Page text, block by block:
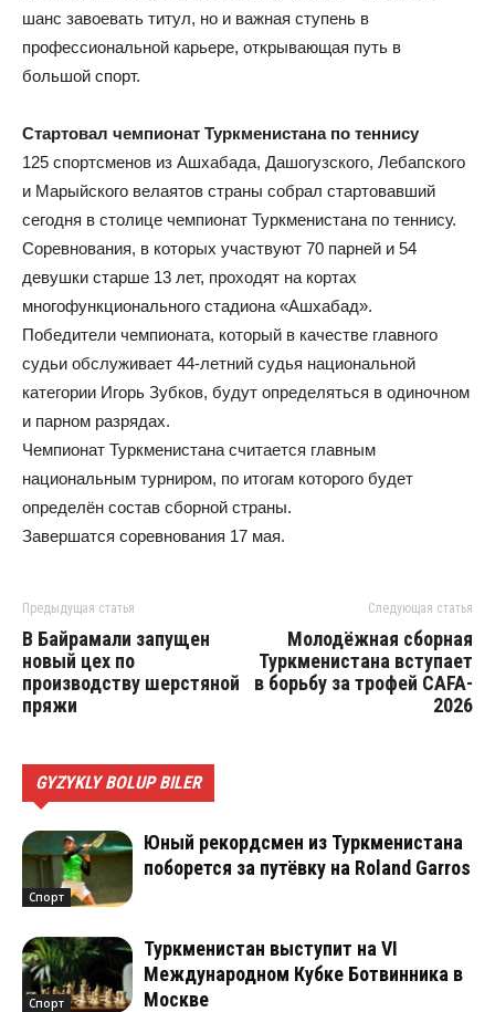
шанс завоевать титул, но и важная ступень в
профессиональной карьере, открывающая путь в
большой спорт.
Стартовал чемпионат Туркменистана по теннису
125 спортсменов из Ашхабада, Дашогузского, Лебапского
и Марыйского велаятов страны собрал стартовавший
сегодня в столице чемпионат Туркменистана по теннису.
Соревнования, в которых участвуют 70 парней и 54
девушки старше 13 лет, проходят на кортах
многофункционального стадиона «Ашхабад».
Победители чемпионата, который в качестве главного
судьи обслуживает 44-летний судья национальной
категории Игорь Зубков, будут определяться в одиночном
и парном разрядах.
Чемпионат Туркменистана считается главным
национальным турниром, по итогам которого будет
определён состав сборной страны.
Завершатся соревнования 17 мая.
Предыдущая статья
В Байрамали запущен
новый цех по
производству шерстяной
пряжи
Следующая статья
Молодёжная сборная
Туркменистана вступает
в борьбу за трофей CAFA-
2026
GYZYKLY BOLUP BILER
Спорт
Юный рекордсмен из Туркменистана
поборется за путёвку на Roland Garros
Спорт
Туркменистан выступит на VI
Международном Кубке Ботвинника в
Москве